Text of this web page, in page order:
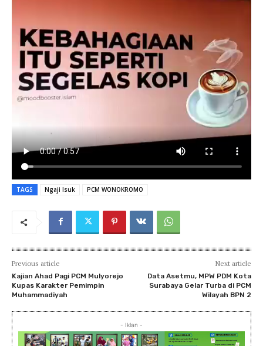
TAGS Ngaji Isuk PCM WONOKROMO
Previous article
Kajian Ahad Pagi PCM Mulyorejo
Kupas Karakter Pemimpin
Muhammadiyah
Next article
Data Asetmu, MPW PDM Kota
Surabaya Gelar Turba di PCM
Wilayah BPN 2
- Iklan -